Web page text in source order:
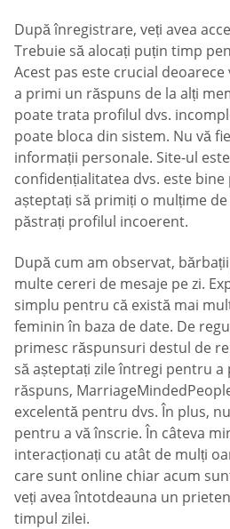
După înregistrare, veți avea
Trebuie să alocați puțin timp
Acest pas este crucial deoarece
a primi un răspuns de la alți
poate trata profilul dvs.
poate bloca din sistem. Nu vă
informații personale. Site-ul
confidențialitatea dvs. este
așteptați să primiți o mulțime
păstrați profilul incoerent.
După cum am observat,
multe cereri de mesaje pe zi.
simplu pentru că există mai
feminin în baza de date. De
primesc răspunsuri destul de
să așteptați zile întregi pentru
răspuns,
excelentă pentru dvs. În plus,
pentru a vă înscrie. În câteva
interacționați cu atât de mulți
care sunt online chiar acum
veți avea întotdeauna un
timpul zilei.